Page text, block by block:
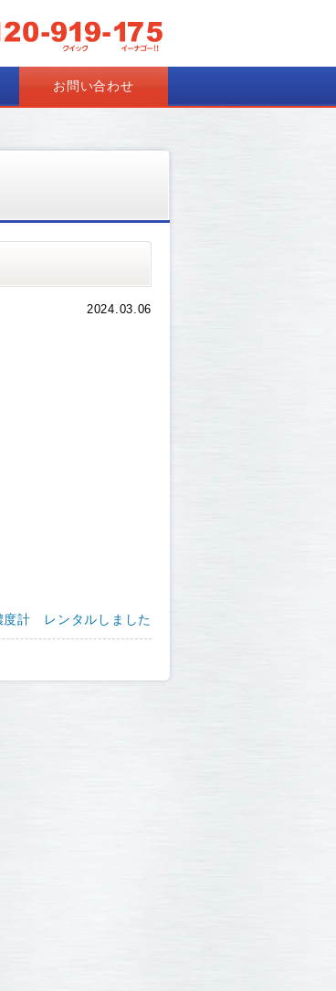
お問い合わせ
2024.03.06
計 レンタルしました